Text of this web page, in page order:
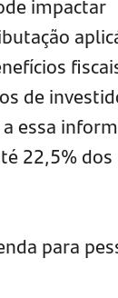
de
essa
22,5% dos
para